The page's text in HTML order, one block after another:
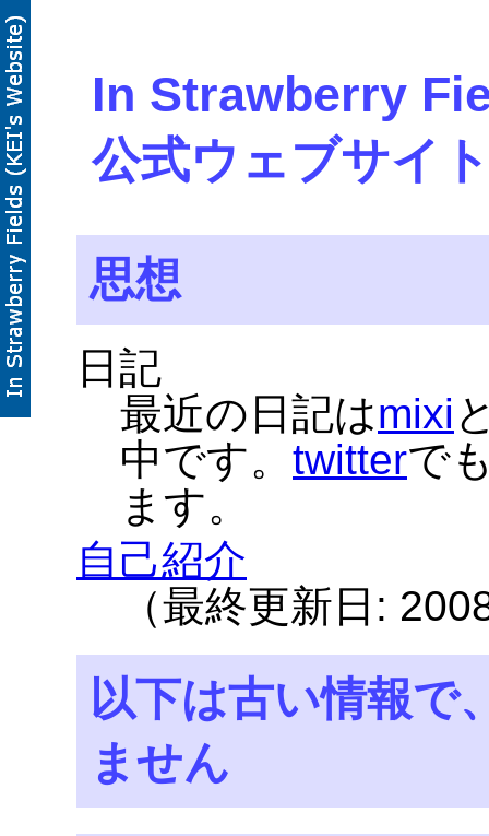
In Strawberry
公式ウェブサイ
思想
日記
最近の日記はmixi
中です。 twitterで
ます。
自己紹介
（最終更新日:
以下は古い情報で
ません